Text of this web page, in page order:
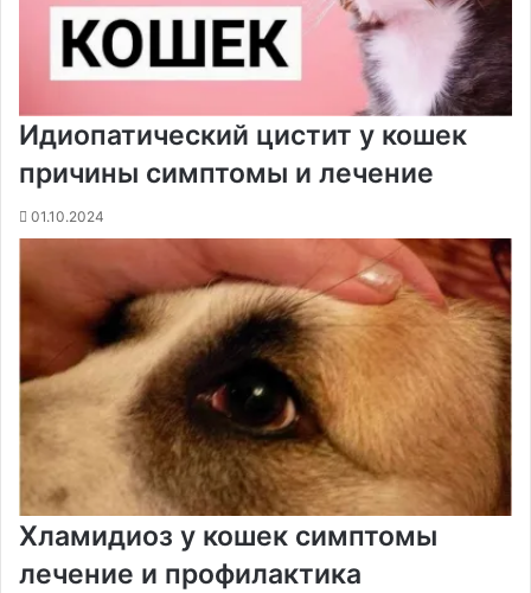
Идиопатический цистит у кошек
причины симптомы и лечение
01.10.2024
Хламидиоз у кошек симптомы
лечение и профилактика